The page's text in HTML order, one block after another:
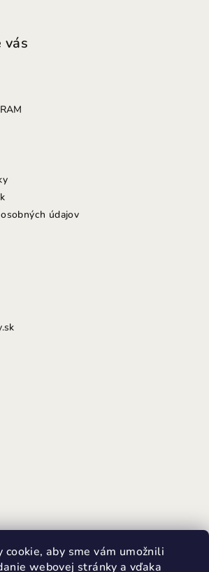
cookie, aby sme vám umožnili
webovej stránky a vďaka
vás
údajov